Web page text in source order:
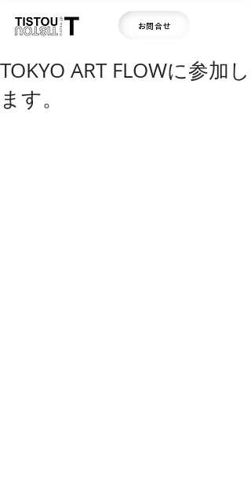
お問合せ
TOKYO ART FLOWに参加し
ます。